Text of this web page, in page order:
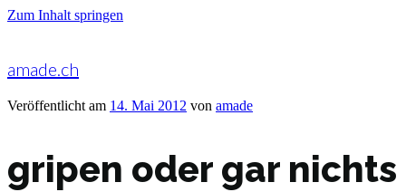
Zum Inhalt springen
amade.ch
Veröffentlicht am 14. Mai 2012 von amade
gripen oder gar nichts